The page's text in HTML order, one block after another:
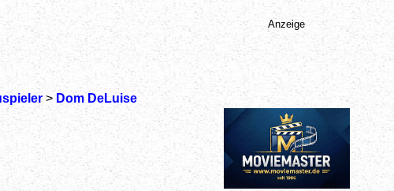
> Dom DeLuise
Anzeige